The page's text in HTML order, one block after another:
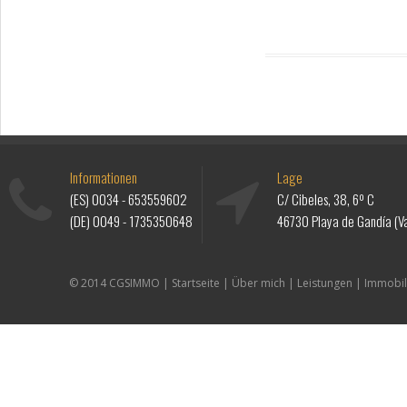
Informationen
(ES)0034 - 653559602
(DE)0049 - 1735350648
Lage
C/ Cibeles, 38, 6º C
46730 Playa de Gandía
© 2014 CGSIMMO | Startseite | Über mich | Leistungen |